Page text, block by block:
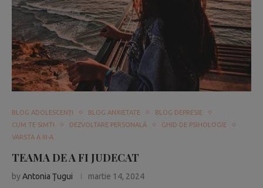
BLOG ADOLESCENŢI BLOG ANXIETATE
BLOG DEPRESIE
CUM TE SIMTI
DEZVOLTARE PERSONALĂ
GHID DE PSIHOLOGIE
VARSTA A III-A
TEAMA DE A FI JUDECAT
byAntonia Ţugui martie 14, 2024